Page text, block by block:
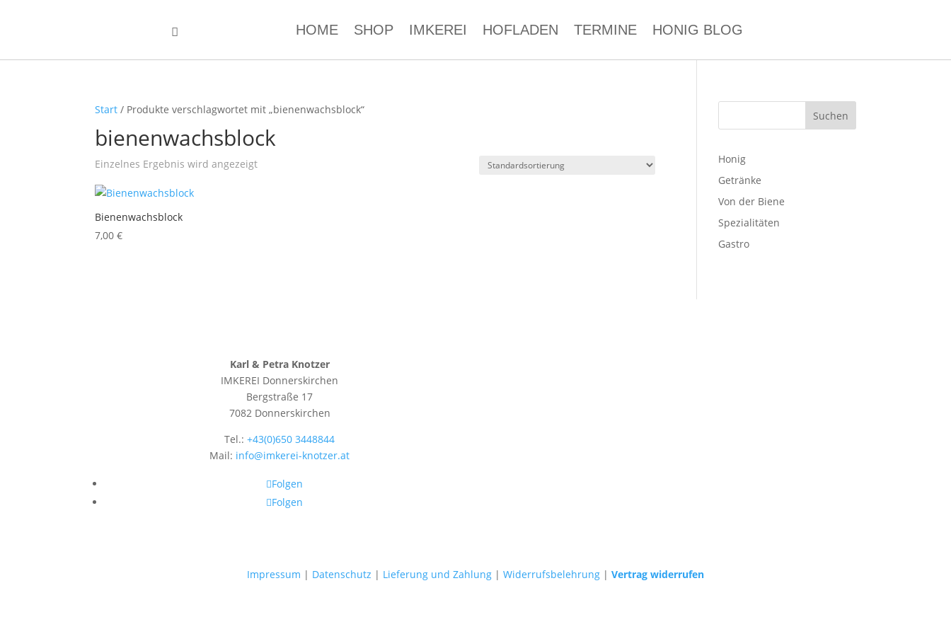
 HOME SHOP IMKEREI HOFLADEN TERMINE HONIG BLOG
Start / Produkte verschlagwortet mit „bienenwachsblock“
bienenwachsblock
Einzelnes Ergebnis wird angezeigt
Bienenwachsblock
7,00€
Suchen
Honig
Getränke
Von der Biene
Spezialitäten
Gastro
Karl & Petra Knotzer
IMKEREI Donnerskirchen
Bergstraße 17
7082 Donnerskirchen
Tel.:+43(0)650 3448844
Mail: info@imkerei-knotzer.at
Folgen
Folgen
Impressum | Datenschutz | Lieferung und Zahlung | Widerrufsbelehrung | Vertrag widerrufen